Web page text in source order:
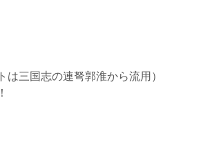
三国志の連弩郭淮から流用）